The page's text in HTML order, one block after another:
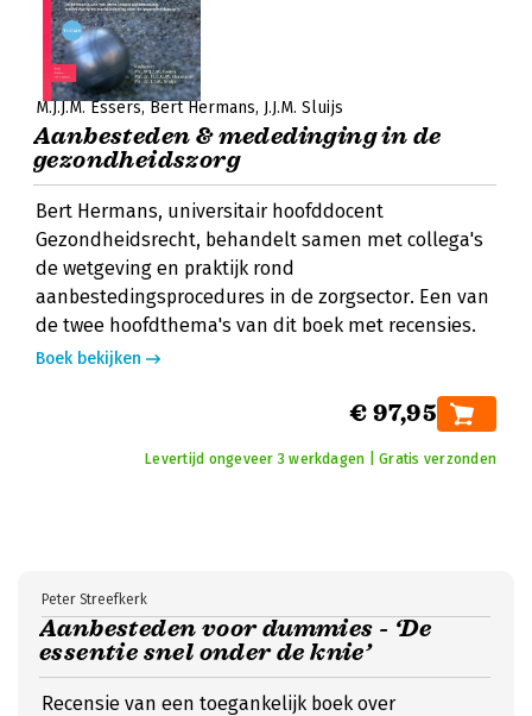
M.J.J.M. Essers Bert Hermans J.J.M. Sluijs
Aanbesteden & mededinging in de
gezondheidszorg
Bert Hermans, universitair hoofddocent
Gezondheidsrecht, behandelt samen met collega's
de wetgeving en praktijk rond
aanbestedingsprocedures in de zorgsector. Een van
de twee hoofdthema's van dit boek met recensies.
Boek bekijken
€ 97,95
Levertijd ongeveer 3 werkdagen | Gratis verzonden
Aanbesteden voor dummies - ‘De
essentie snel onder de knie’
Peter Streefkerk
Recensie van een toegankelijk boek over